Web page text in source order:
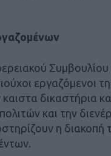
εργαζόμενοι
δικαστήρια
και την
η